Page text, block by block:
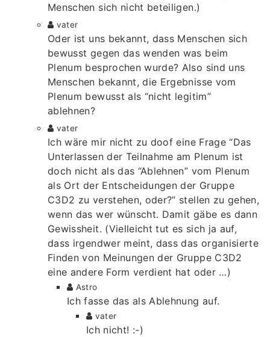
Menschen sich nicht beteiligen.)
vater
Oder ist uns bekannt, dass Menschen sich
bewusst gegen das wenden was beim
Plenum besprochen wurde? Also sind uns
Menschen bekannt, die Ergebnisse vom
Plenum bewusst als “nicht legitim”
ablehnen?
vater
Ich wäre mir nicht zu doof eine Frage “Das
Unterlassen der Teilnahme am Plenum ist
doch nicht als das “Ablehnen” vom Plenum
als Ort der Entscheidungen der Gruppe
C3D2 zu verstehen, oder?” stellen zu gehen,
wenn das wer wünscht. Damit gäbe es dann
Gewissheit. (Vielleicht tut es sich ja auf,
dass irgendwer meint, dass das organisierte
Finden von Meinungen der Gruppe C3D2
eine andere Form verdient hat oder …)
Astro
Ich fasse das als Ablehnung auf.
vater
Ich nicht! :-)